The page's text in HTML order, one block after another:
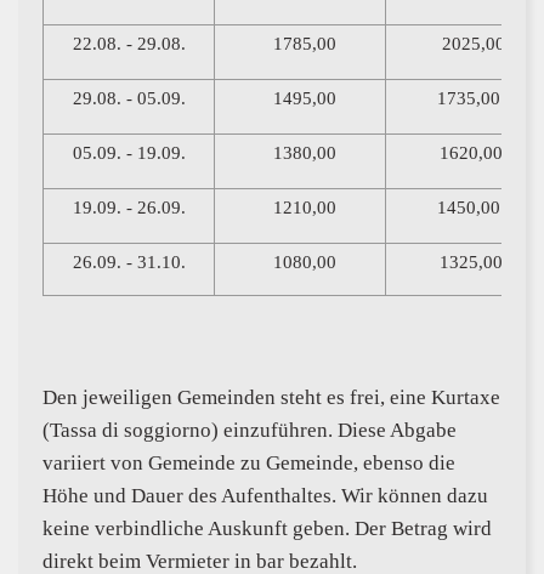
22.08. - 29.08. 1785,00 2025,00
29.08. - 05.09. 1495,00 1735,00
05.09. - 19.09. 1380,00 1620,00
19.09. - 26.09. 1210,00 1450,00
26.09. - 31.10. 1080,00 1325,00
Den jeweiligen Gemeinden steht es frei, eine Kurtaxe
(Tassa di soggiorno) einzuführen. Diese Abgabe
variiert von Gemeinde zu Gemeinde, ebenso die
Höhe und Dauer des Aufenthaltes. Wir können dazu
keine verbindliche Auskunft geben. Der Betrag wird
direkt beim Vermieter in bar bezahlt.